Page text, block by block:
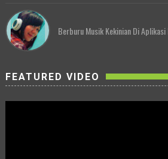
Berburu Musik Kekinian Di
FEATURED VIDEO